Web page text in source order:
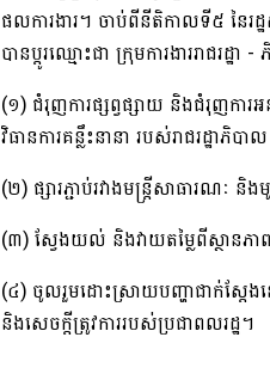
ផលការងារ។ ចាប់ពីនីតិកាលទី៥ នៃរដ្ឋ
បានប្តូរឈ្មោះជា ក្រុមការងាររាជរដ្
(១) ជំរុញការផ្សព្វផ្សាយ និងជំរុញការ
វិធានការគន្លឹះនានា របស់រាជរដ្ឋាភិបាល
(២) ផ្សារភ្ជាប់រវាងមន្ត្រីសាធារណៈ
(៣) ស្វែងយល់ និងវាយតម្លៃពីស្ថានភា
(៤) ចូលរួមដោះស្រាយបញ្ហាជាក់ស្តែ
និងសេចក្តីត្រូវការរបស់ប្រជាពលរដ្ឋ។